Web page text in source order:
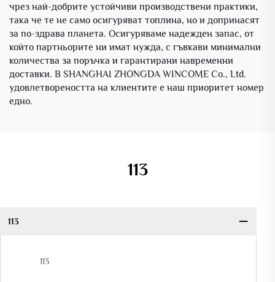
чрез най-добрите устойчиви производствени практики,
така че те не само осигуряват топлина, но и допринасят
за по-здрава планета. Осигуряваме надежден запас, от
който партньорите ни имат нужда, с гъвкави минимални
количества за поръчка и гарантирани навременни
доставки. В SHANGHAI ZHONGDA WINCOME Co., Ltd.
удовлетвореността на клиентите е наш приоритет номер
едно.
113
113
113